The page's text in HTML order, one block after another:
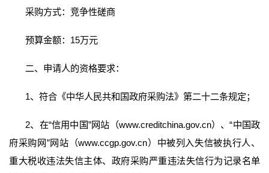
采购方式：竞争性磋商
预算金额：15万元
二、申请人的资格要求：
1、符合《中华人民共和国政府采购法》第二十二条规定；
2、在“信用中国”网站（www.creditchina.gov.cn）、“中国政
府采购网”网站（www.ccgp.gov.cn）中被列入失信被执行人、
重大税收违法失信主体、政府采购严重违法失信行为记录名单